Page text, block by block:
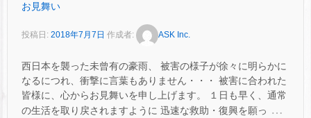
お見舞い
投稿日: 2018年7月7日 作成者: ASK Inc.
西日本を襲った未曾有の豪雨、 被害の様子が徐々に明らかに
なるにつれ、衝撃に言葉もありません・・・ 被害に合われた
皆様に、心からお見舞いを申し上げます。 １日も早く、通常
の生活を取り戻されますように 迅速な救助・復興を願っ …